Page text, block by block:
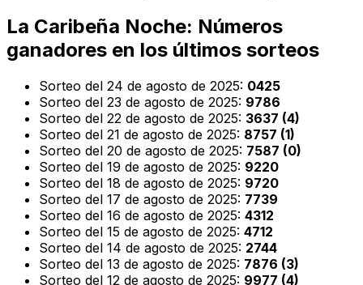
La Caribeña Noche: Números
ganadores en los últimos sorteos
Sorteo del 24 de agosto de 2025: 0425
Sorteo del 23 de agosto de 2025: 9786
Sorteo del 22 de agosto de 2025: 3637 (4)
Sorteo del 21 de agosto de 2025: 8757 (1)
Sorteo del 20 de agosto de 2025: 7587 (0)
Sorteo del 19 de agosto de 2025: 9220
Sorteo del 18 de agosto de 2025: 9720
Sorteo del 17 de agosto de 2025: 7739
Sorteo del 16 de agosto de 2025: 4312
Sorteo del 15 de agosto de 2025: 4712
Sorteo del 14 de agosto de 2025: 2744
Sorteo del 13 de agosto de 2025: 7876 (3)
Sorteo del 12 de agosto de 2025: 9977 (4)